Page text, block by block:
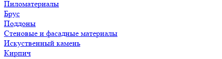
Пиломатериалы
Брус
Поддоны
Стеновые и фасадные материалы
Искуственный камень
Кирпич